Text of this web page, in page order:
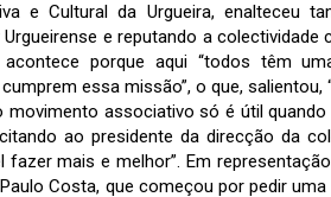
e Cultural da Urgueira, enalteceu
e reputando a colectividade
porque aqui “todos têm
essa missão”, o que, salientou,
associativo só é útil quando
ao presidente da direcção da
mais e melhor”. Em
Costa, que começou por pedir uma